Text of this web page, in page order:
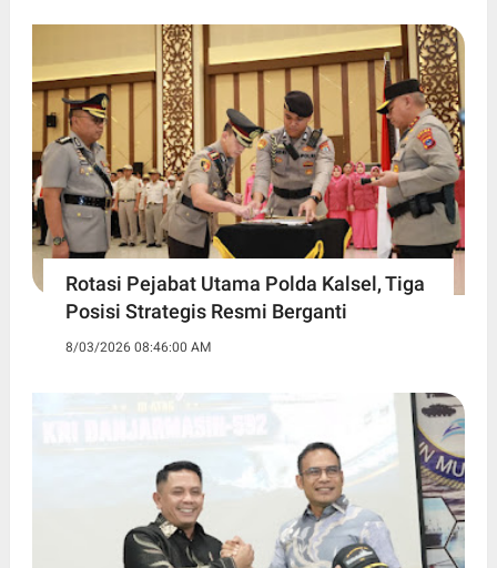
Rotasi Pejabat Utama Polda Kalsel, Tiga
Posisi Strategis Resmi Berganti
8/03/2026 08:46:00 AM